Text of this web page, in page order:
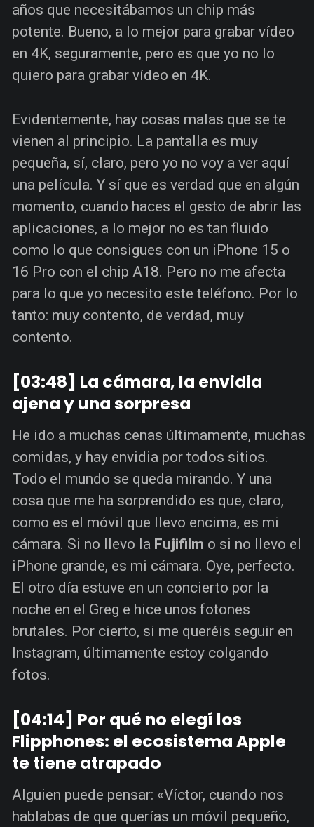
años que necesitábamos un chip más
potente. Bueno, a lo mejor para grabar vídeo
en 4K, seguramente, pero es que yo no lo
quiero para grabar vídeo en 4K.
Evidentemente, hay cosas malas que se te
vienen al principio. La pantalla es muy
pequeña, sí, claro, pero yo no voy a ver aquí
una película. Y sí que es verdad que en algún
momento, cuando haces el gesto de abrir las
aplicaciones, a lo mejor no es tan fluido
como lo que consigues con un iPhone 15 o
16 Pro con el chip A18. Pero no me afecta
para lo que yo necesito este teléfono. Por lo
tanto: muy contento, de verdad, muy
contento.
[03:48] La cámara, la envidia
ajena y una sorpresa
He ido a muchas cenas últimamente, muchas
comidas, y hay envidia por todos sitios.
Todo el mundo se queda mirando. Y una
cosa que me ha sorprendido es que, claro,
como es el móvil que llevo encima, es mi
cámara. Si no llevo la Fujifilm o si no llevo el
iPhone grande, es mi cámara. Oye, perfecto.
El otro día estuve en un concierto por la
noche en el Greg e hice unos fotones
brutales. Por cierto, si me queréis seguir en
Instagram, últimamente estoy colgando
fotos.
[04:14] Por qué no elegí los
Flipphones: el ecosistema Apple
te tiene atrapado
Alguien puede pensar: «Víctor, cuando nos
hablabas de que querías un móvil pequeño,